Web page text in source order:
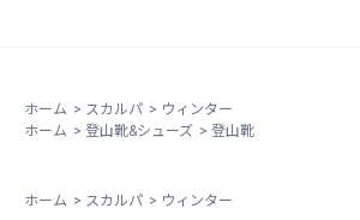
く済んでいることに気づく。思わずグロ
手になり、ファントムテックのゲイター
イヤーがあると温かいんだなと当たり前
ホーム > スカルパ > ウィンター
ホーム > 登山靴&シューズ > 登山靴
ホーム > スカルパ > ウィンター